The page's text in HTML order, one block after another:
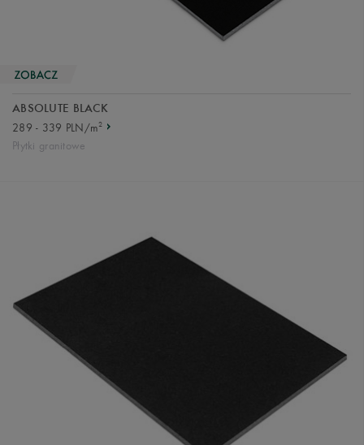
ABSOLUTE BLACK
289 - 339 PLN/m2
Płytki granitowe